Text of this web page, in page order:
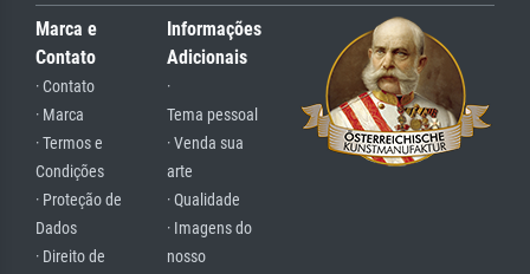
Marca e
Contato
· Contato
· Marca
· Termos e
Condições
· Proteção de
Dados
· Direito de
Informações
Adicionais
·
Tema pessoal
· Venda sua
arte
· Qualidade
· Imagens do
nosso